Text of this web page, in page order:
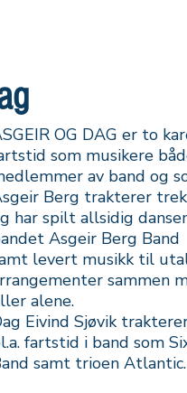
OG DAG er to
som musikere
av band og
Berg trakterer
har spilt allsidig
Asgeir Berg Band
levert musikk til
sammen
alene.
Eivind Sjøvik
fartstid i band som
samt trioen Atlantic.